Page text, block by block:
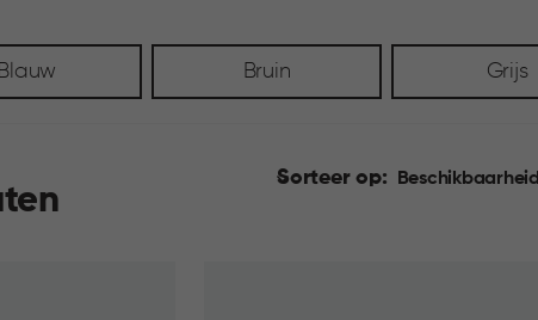
Blauw Bruin Grijs
Sorteer op: Beschikbaarheid